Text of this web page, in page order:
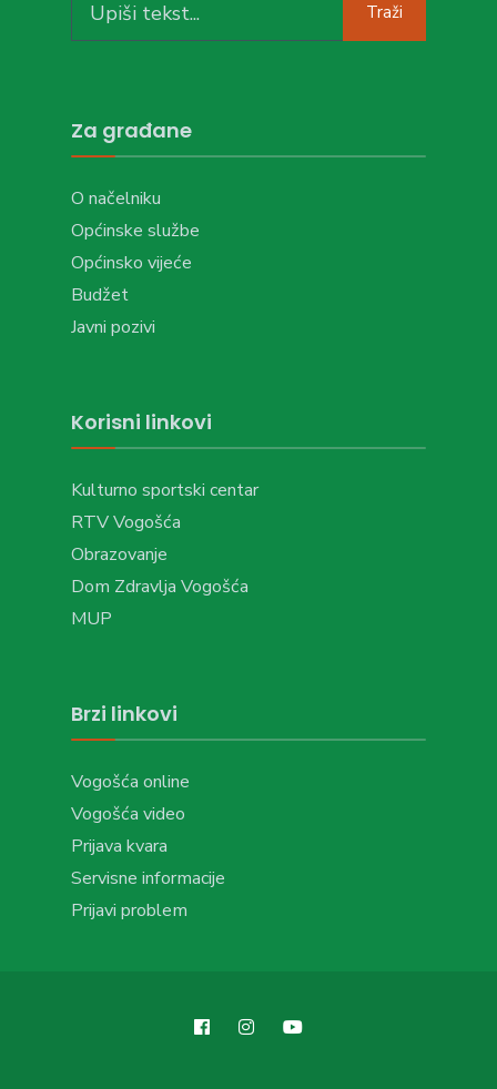
for:
Traži
Za građane
O načelniku
Općinske službe
Općinsko vijeće
Budžet
Javni pozivi
Korisni linkovi
Kulturno sportski centar
RTV Vogošća
Obrazovanje
Dom Zdravlja Vogošća
MUP
Brzi linkovi
Vogošća online
Vogošća video
Prijava kvara
Servisne informacije
Prijavi problem